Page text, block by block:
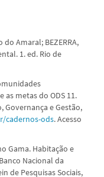
do Amaral; BEZERRA,
1. ed. Rio de
as metas do ODS 11.
Governança e Gestão,
cadernos-ods. Acesso
Gama. Habitação e
Nacional da
de Pesquisas Sociais,